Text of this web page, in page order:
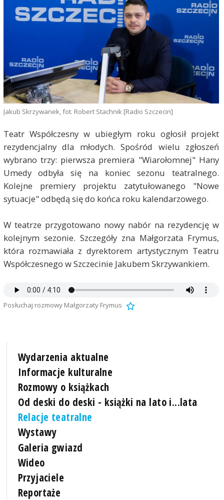
Jakub Skrzywanek, fot. Robert Stachnik [Radio Szczecin]
Teatr Współczesny w ubiegłym roku ogłosił projekt
rezydencjalny dla młodych. Spośród wielu zgłoszeń
wybrano trzy: pierwsza premiera "Wiarołomnej" Hany
Umedy odbyła się na koniec sezonu teatralnego.
Kolejne premiery projektu zatytułowanego "Nowe
sytuacje" odbędą się do końca roku kalendarzowego.
W teatrze przygotowano nowy nabór na rezydencję w
kolejnym sezonie. Szczegóły zna Małgorzata Frymus,
która rozmawiała z dyrektorem artystycznym Teatru
Współczesnego w Szczecinie Jakubem Skrzywankiem.
Posłuchaj rozmowy Małgorzaty Frymus
Wydarzenia aktualne
Informacje kulturalne
Rozmowy o książkach
Od deski do deski - książki na lato i...lata
Relacje teatralne
Wystawy
Galeria gwiazd
Wideo
Przyjaciele
Reportaże